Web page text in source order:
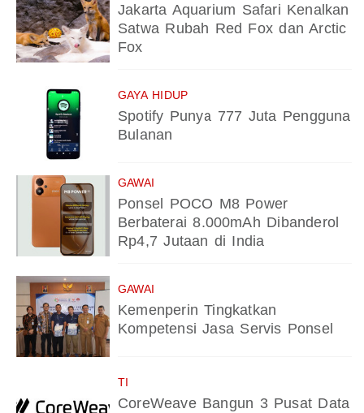
Jakarta Aquarium Safari Kenalkan
Satwa Rubah Red Fox dan Arctic
Fox
GAYA HIDUP
Spotify Punya 777 Juta Pengguna
Bulanan
GAWAI
Ponsel POCO M8 Power
Berbaterai 8.000mAh Dibanderol
Rp4,7 Jutaan di India
GAWAI
Kemenperin Tingkatkan
Kompetensi Jasa Servis Ponsel
TI
CoreWeave Bangun 3 Pusat Data